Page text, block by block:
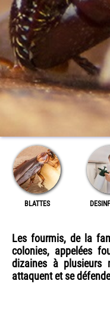
BLATTES
Les fourmis, de la
colonies, appelées
dizaines à plusieurs
attaquent et se